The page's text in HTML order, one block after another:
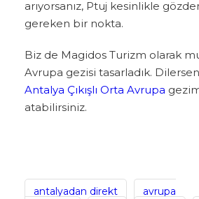
arıyorsanız, Ptuj kesinlikle
gereken bir nokta.
Biz de Magidos Turizm olarak
Avrupa gezisi tasarladık.
Antalya Çıkışlı Orta Avrupa
atabilirsiniz.
antalyadan direkt
avrupa